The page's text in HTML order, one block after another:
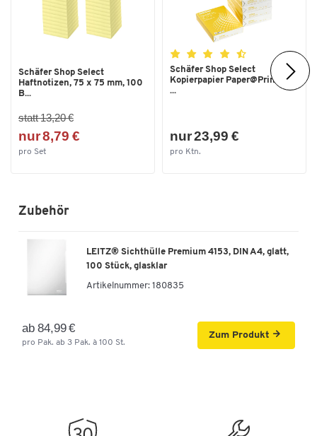
Schäfer Shop Select
Haftnotizen, 75 x 75 mm, 100
B...
statt 13,20 €
nur 8,79 €
pro Set
Schäfer Shop Select
Kopierpapier Paper@Print, DIN
...
nur 23,99 €
pro Ktn.
Zubehör
LEITZ® Sichthülle Premium 4153, DIN A4, glatt,
100 Stück, glasklar
Artikelnummer: 180835
ab 84,99 €
pro Pak. ab 3 Pak. à 100 St.
Zum Produkt